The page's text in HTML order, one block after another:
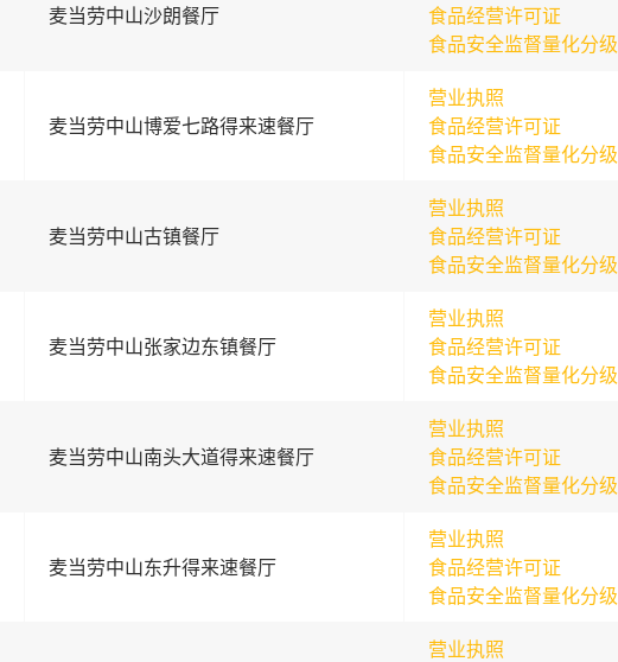
麦当劳中山沙朗餐厅
食品经营许可证
食品安全监督量化分级
麦当劳中山博爱七路得来速餐厅
营业执照
食品经营许可证
食品安全监督量化分级
麦当劳中山古镇餐厅
营业执照
食品经营许可证
食品安全监督量化分级
麦当劳中山张家边东镇餐厅
营业执照
食品经营许可证
食品安全监督量化分级
麦当劳中山南头大道得来速餐厅
营业执照
食品经营许可证
食品安全监督量化分级
麦当劳中山东升得来速餐厅
营业执照
食品经营许可证
食品安全监督量化分级
营业执照